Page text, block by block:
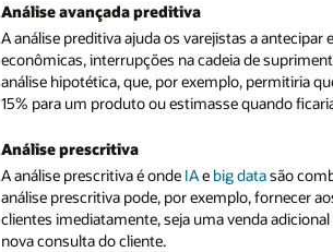
Análise avançada preditiva
A análise preditiva ajuda os varejistas a
econômicas, interrupções na cadeia de
análise hipotética, que, por exemplo, permitiria
15% para um produto ou estimasse quando
Análise prescritiva
A análise prescritiva é onde IAe big datasão
análise prescritiva pode, por exemplo, fornecer
clientes imediatamente, seja uma venda
nova consulta do cliente.